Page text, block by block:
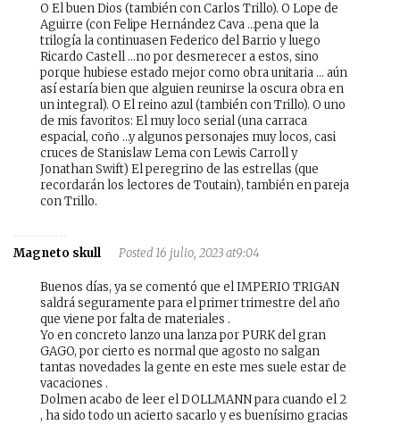
O El buen Dios (también con Carlos Trillo). O Lope de
Aguirre (con Felipe Hernández Cava …pena que la
trilogía la continuasen Federico del Barrio y luego
Ricardo Castell …no por desmerecer a estos, sino
porque hubiese estado mejor como obra unitaria … aún
así estaría bien que alguien reunirse la oscura obra en
un integral). O El reino azul (también con Trillo). O uno
de mis favoritos: El muy loco serial (una carraca
espacial, coño …y algunos personajes muy locos, casi
cruces de Stanislaw Lema con Lewis Carroll y
Jonathan Swift) El peregrino de las estrellas (que
recordarán los lectores de Toutain), también en pareja
con Trillo.
Magneto skull Posted 16 julio, 2023 at9:04
Buenos días, ya se comentó que el IMPERIO TRIGAN
saldrá seguramente para el primer trimestre del año
que viene por falta de materiales .
Yo en concreto lanzo una lanza por PURK del gran
GAGO, por cierto es normal que agosto no salgan
tantas novedades la gente en este mes suele estar de
vacaciones .
Dolmen acabo de leer el DOLLMANN para cuando el 2
, ha sido todo un acierto sacarlo y es buenísimo gracias